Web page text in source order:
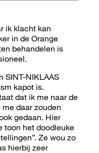
ik klacht kan
in de Orange
behandelen is
SINT-NIKLAAS
kapot is.
dat ik me naar de
daar zouden
gedaan. Hier
toon het doodleuke
Ze wou zo
hierbij zeer